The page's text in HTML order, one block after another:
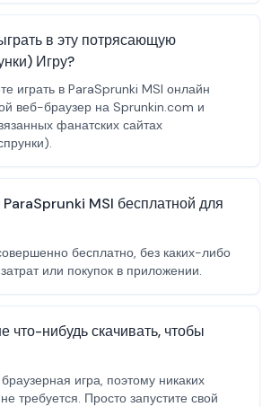
в эту потрясающую
Игру?
играть в ParaSprunki MSI онлайн
веб-браузер на Sprunkin.com и
фанатских сайтах
MSI бесплатной для
бесплатно, без каких-либо
или покупок в приложении.
что-нибудь скачивать, чтобы
игра, поэтому никаких
не требуется. Просто запустите свой